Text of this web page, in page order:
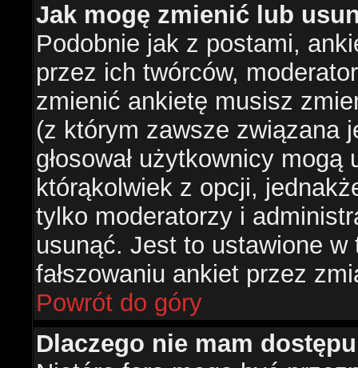
Jak mogę zmienić lub
Podobnie jak z postami,
przez ich twórców,
zmienić ankietę musisz
(z którym zawsze związana
głosował użytkownicy
którąkolwiek z opcji,
tylko moderatorzy i
usunąć. Jest to ustawione
fałszowaniu ankiet przez
Powrót do góry
Dlaczego nie mam